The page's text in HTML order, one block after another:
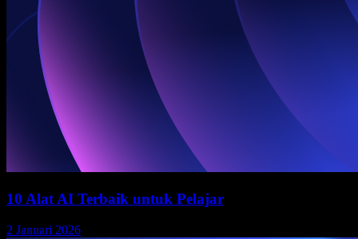
10 Alat AI Terbaik untuk Pelajar
2 Januari 2026